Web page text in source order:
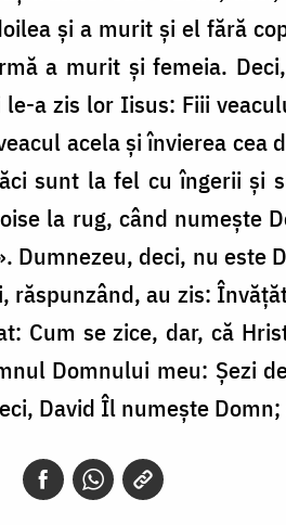
și a murit și el fără
a murit și femeia.
a zis lor Iisus: Fiii
acela și învierea
sunt la fel cu îngerii și
la rug, când numește
Dumnezeu, deci, nu este
au zis:
Cum se zice, dar, că
Domnului meu: Șezi
David Îl numește